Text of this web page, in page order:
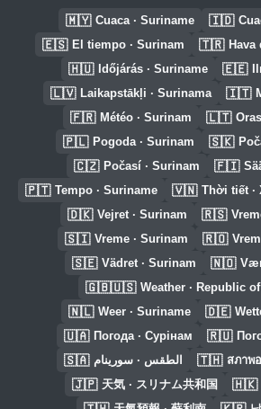
🇲🇾 Cuaca · Suriname 🇮🇩
🇪🇸 El tiempo · Surinam 🇹🇷
🇭🇺 Időjárás · Suriname 🇪🇪
🇱🇻 Laikapstākļi · Surinama 🇮🇹
🇫🇷 Météo · Surinam 🇱🇹
🇵🇱 Pogoda · Surinam 🇸🇰
🇨🇿 Počasí · Surinam 🇫🇮
🇵🇹 Tempo · Suriname 🇻🇳 Thời tiết ·
🇩🇰 Vejret · Surinam 🇷🇸
🇸🇮 Vreme · Surinam 🇷🇴
🇸🇪 Vädret · Surinam 🇳🇴
🇬🇧🇺🇸 Weather · Republic
🇳🇱 Weer · Suriname 🇩🇪
🇺🇦 Погода · Сурінам 🇷🇺
🇸🇦 الطقس · سورينام 🇹🇭 สภาพ
🇯🇵 天気 · スリナム共和国 🇭🇰